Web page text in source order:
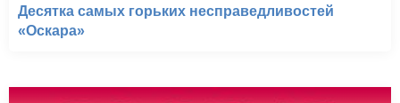
Десятка самых горьких несправедливостей
«Оскара»